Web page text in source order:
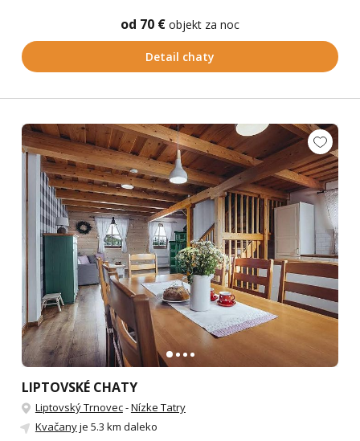
od 70 € objekt za noc
Detail chaty
LIPTOVSKÉ CHATY
Liptovský Trnovec-Nízke Tatry
Kvačanyje 5.3 km daleko